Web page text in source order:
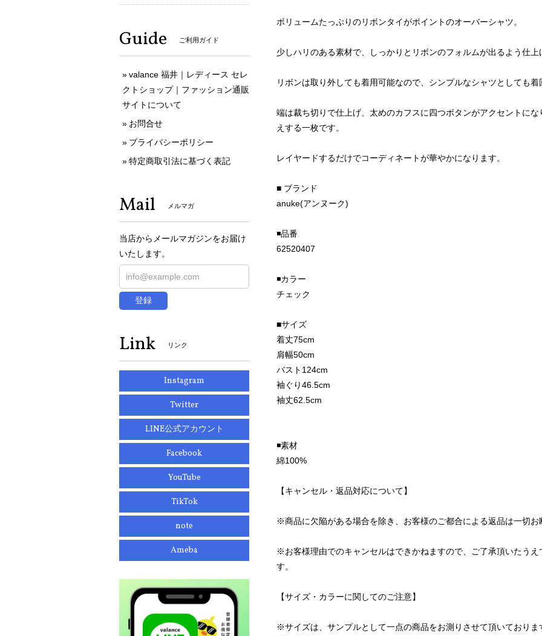
ボリュームたっぷりのリボンタイがポイントのオーバーシャツ。
少しハリのある素材で、しっかりとリボンのフォルムが出るよう仕上
リボンは取り外しても着用可能なので、シンプルなシャツとしても着
端は裁ち切りで仕上げ、太めのカフスに四つボタンがアクセントに
えする一枚です。
レイヤードするだけでコーディネートが華やかになります。
■ ブランド
anuke(アンヌーク)
◾️品番
62520407
◾️カラー
チェック
■サイズ
着丈75cm
肩幅50cm
バスト124cm
袖ぐり46.5cm
袖丈62.5cm
◾️素材
綿100%
【キャンセル・返品対応について】
※商品に欠陥がある場合を除き、お客様のご都合による返品は一切お
※お客様理由でのキャンセルはできかねますので、ご了承頂いたうえ
す。
【サイズ・カラーに関してのご注意】
※サイズは、サンプルとして一点の商品をお測りさせて頂いており
Guide ご利用ガイド
valance 福井｜レディース セレ
クトショップ｜ファッション通販
サイトについて
お問合せ
プライバシーポリシー
特定商取引法に基づく表記
Mail メルマガ
当店からメールマガジンをお届け
いたします。
登録
Link リンク
Instagram
Twitter
LINE公式アカウント
Facebook
YouTube
TikTok
note
Ameba